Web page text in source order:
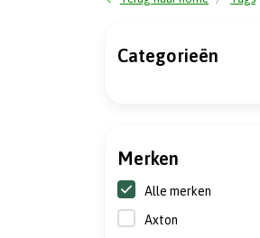
Categorieën
Merken
Alle merken
Axton